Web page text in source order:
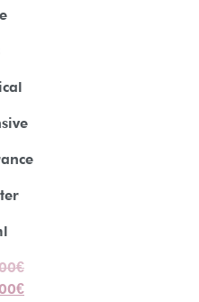
€
€